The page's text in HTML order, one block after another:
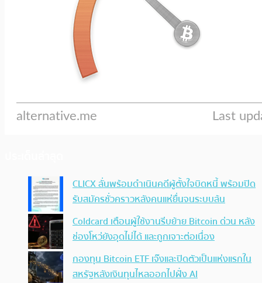
CLICX ลั่นพร้อมดำเนินคดีผู้ตั้งใจบิดหนี้ พร้อมปิด
รับสมัครชั่วคราวหลังคนแห่ยื่นจนระบบล้น
Coldcard เตือนผู้ใช้งานรีบย้าย Bitcoin ด่วน หลัง
ช่องโหว่ยังอุดไม่ได้ และถูกเจาะต่อเนื่อง
กองทุน Bitcoin ETF เจ๊งและปิดตัวเป็นแห่งแรกใน
สหรัฐหลังเงินทุนไหลออกไปฝั่ง AI